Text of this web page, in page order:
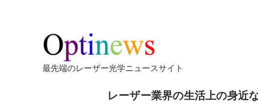
テ
ン
ツ
最先端のレーザー光学ニュースサイト
レーザー業界の生活上の身近